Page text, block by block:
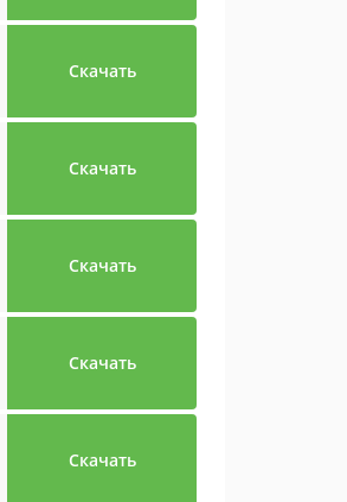
Скачать
Скачать
Скачать
Скачать
Скачать